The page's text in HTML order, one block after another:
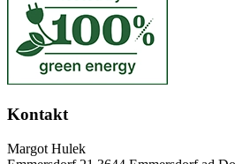
Kontakt
Margot Hulek